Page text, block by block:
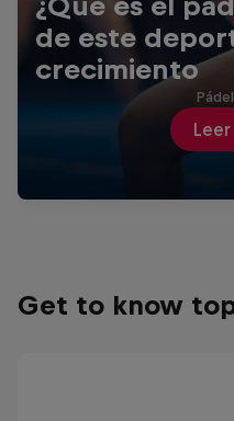
de este
crecimiento
Pádel
Get to know